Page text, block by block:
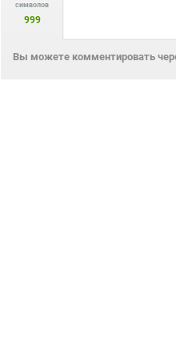
символов
999
Вы можете комментировать